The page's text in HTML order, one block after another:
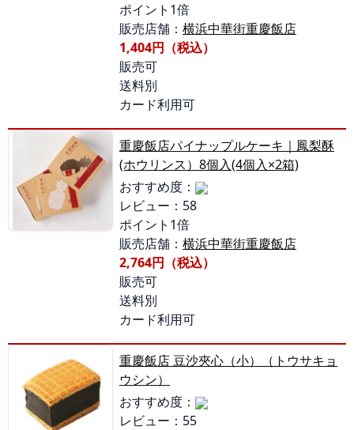
ポイント1倍
販売店舗： 横浜中華街重慶飯店
1,404円（税込）
販売可
送料別
カード利用可
重慶飯店パイナップルケーキ｜鳳梨酥
(ホウリンス）8個入(4個入×2箱)
おすすめ度：
レビュー：58
ポイント1倍
販売店舗： 横浜中華街重慶飯店
2,764円（税込）
販売可
送料別
カード利用可
重慶飯店 豆沙夾心（小）（トウサキョ
ウシン）
おすすめ度：
レビュー：55